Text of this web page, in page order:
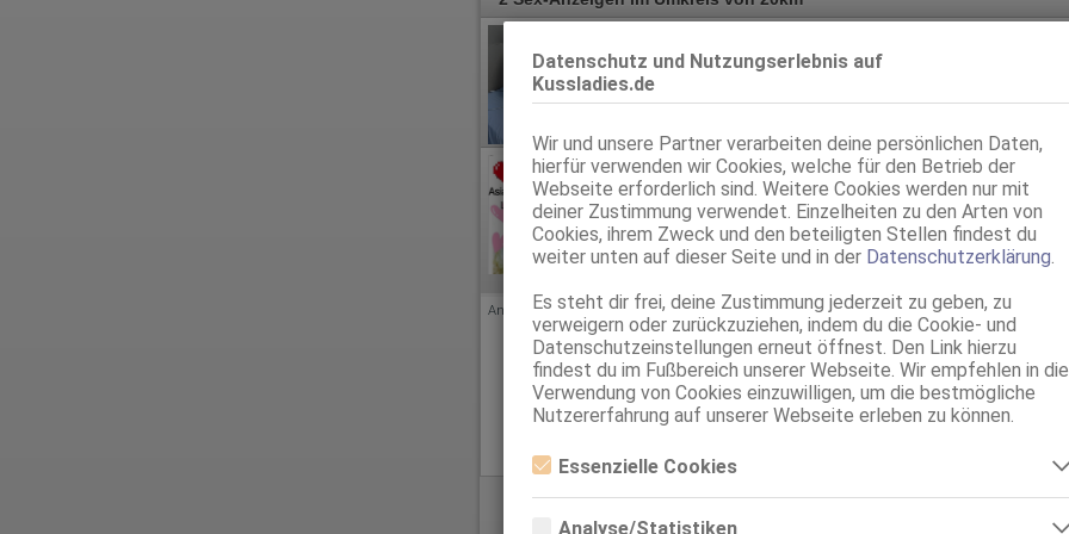
Datenschutz und Nutzungserlebnis auf
Kussladies.de
Wir und unsere Partner verarbeiten deine persönlichen Daten,
hierfür verwenden wir Cookies, welche für den Betrieb der
Webseite erforderlich sind. Weitere Cookies werden nur mit
deiner Zustimmung verwendet. Einzelheiten zu den Arten von
Cookies, ihrem Zweck und den beteiligten Stellen findest du
weiter unten auf dieser Seite und in der Datenschutzerklärung
Es steht dir frei, deine Zustimmung jederzeit zu geben, zu
verweigern oder zurückzuziehen, indem du die Cookie- und
Datenschutzeinstellungen erneut öffnest. Den Link hierzu
findest du im Fußbereich unserer Webseite. Wir empfehlen in die
Verwendung von Cookies einzuwilligen, um die bestmögliche
Nutzererfahrung auf unserer Webseite erleben zu können.
Essenzielle Cookies
Essenzielle Cookies sind alle notwendigen Cookies, die für den Betrieb
Analyse/Statistiken
Miki
Freiburg im Breisgau
3.0km, Wiesentalstr. 1
Super Service Asiatin Lisa
80C, KF 38, 1.62m, total rasiert, asiatisch
ZK, 69, Franz b. Ihr, Schmu., Kuscheln, Körperküs., FAa, FE
Anzeige